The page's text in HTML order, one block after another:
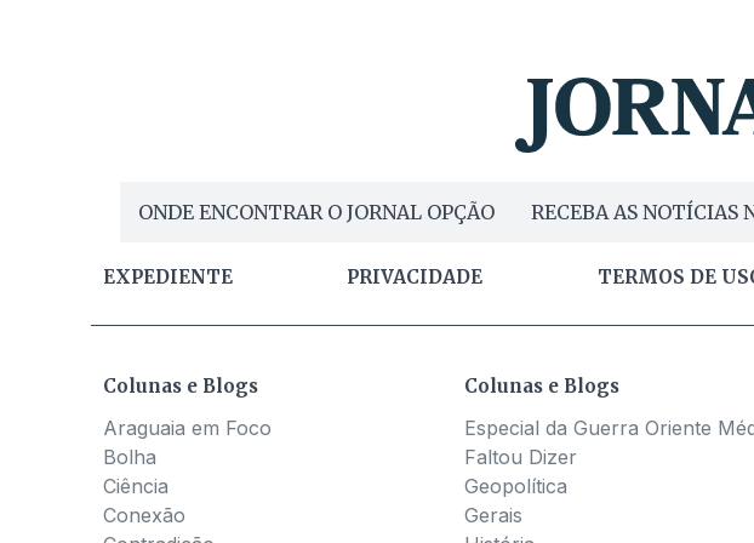
ONDE ENCONTRAR O JORNAL OPÇÃO RECEBA AS NOTÍCIAS
EXPEDIENTE PRIVACIDADE TERMOS DE
Colunas e Blogs
Araguaia em Foco
Bolha
Ciência
Conexão
Colunas e Blogs
Especial da Guerra Oriente
Faltou Dizer
Geopolítica
Gerais